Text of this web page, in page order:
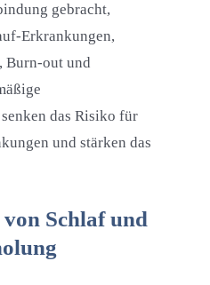
gebracht,
Erkrankungen,
Burn-out und
das Risiko für
und stärken das
Schlaf und